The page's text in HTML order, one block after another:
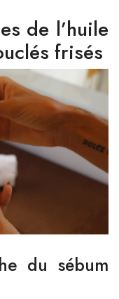
de l’huile
frisés
du sébum